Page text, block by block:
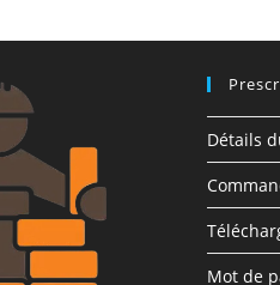
Détails
Mot de